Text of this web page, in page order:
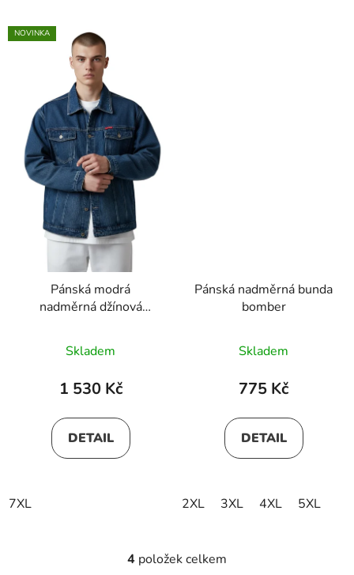
NOVINKA
Pánská modrá
nadměrná džínová
Skladem
1 530 Kč
DETAIL
7XL
Pánská nadměrná bunda
bomber
Skladem
775 Kč
DETAIL
2XL 3XL 4XL 5XL
O
4 položek celkem